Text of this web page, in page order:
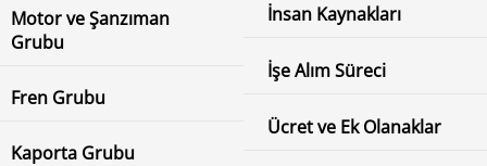
Motor ve Şanzıman
Grubu
Fren Grubu
Kaporta Grubu
İnsan Kaynakları
İşe Alım Süreci
Ücret ve Ek Olanaklar